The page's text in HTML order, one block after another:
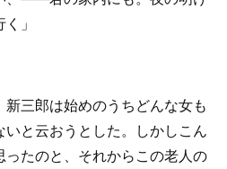
」
三郎は始めのうちどんな女も
と云おうとした。しかしこん
ったのと、それからこの老人の